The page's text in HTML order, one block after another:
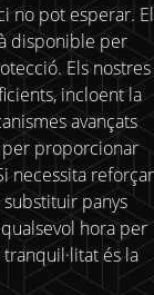
no pot esperar. El
disponible per
Els nostres
incloent la
avançats
per proporcionar
necessita reforçar
panys
hora per
és la